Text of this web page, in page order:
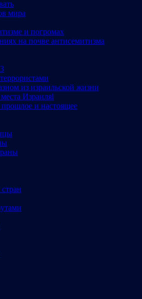
мира
и погромах
на почве антисемитизма
из израильской жизни
Израиляl
и настоящее